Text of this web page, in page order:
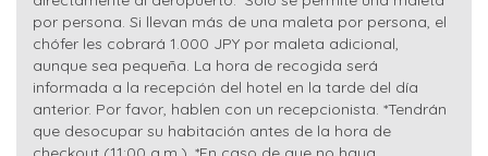
por persona. Si llevan más de una maleta por persona, el
chófer les cobrará 1.000 JPY por maleta adicional,
aunque sea pequeña. La hora de recogida será
informada a la recepción del hotel en la tarde del día
anterior. Por favor, hablen con un recepcionista. *Tendrán
que desocupar su habitación antes de la hora de